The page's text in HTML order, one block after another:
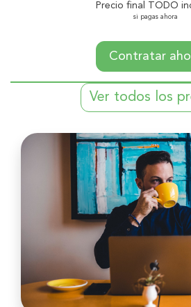
Precio final TODO
si pagas ahora
Contratar
Ver todos los